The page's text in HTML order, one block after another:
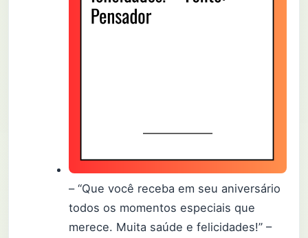
– “Que você receba em seu aniversário
todos os momentos especiais que
merece. Muita saúde e felicidades!” –